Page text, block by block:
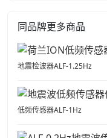
同品牌更多商品
地震检波器ALF-1.25Hz
低频传感器ALF-1Hz